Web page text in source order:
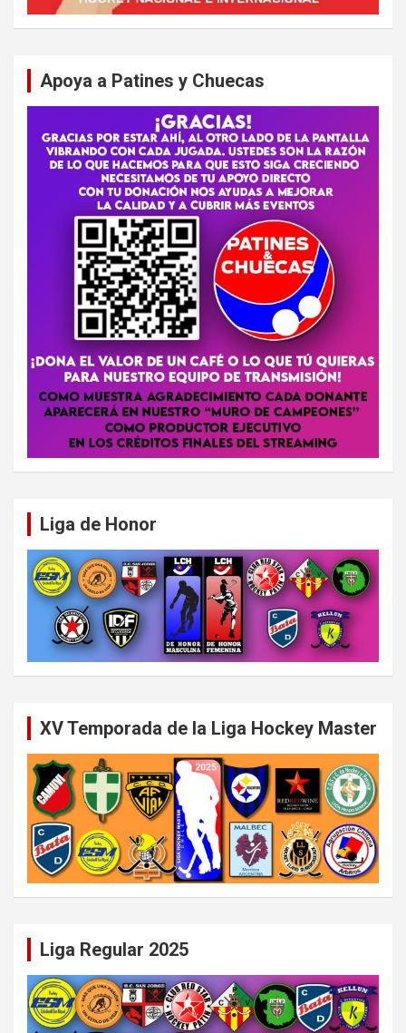
Apoya a Patines y Chuecas
Liga de Honor
XV Temporada de la Liga Hockey Master
Liga Regular 2025